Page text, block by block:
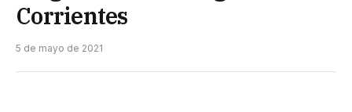
Corrientes
5 de mayo de 2021